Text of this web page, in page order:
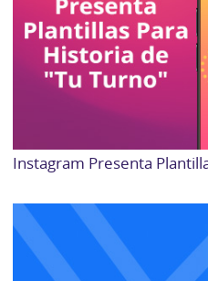
Instagram Presenta